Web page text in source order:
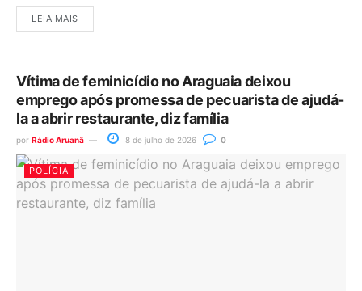
LEIA MAIS
Vítima de feminicídio no Araguaia deixou
emprego após promessa de pecuarista de ajudá-
la a abrir restaurante, diz família
por Rádio Aruanã 8 de julho de 2026 0
POLÍCIA